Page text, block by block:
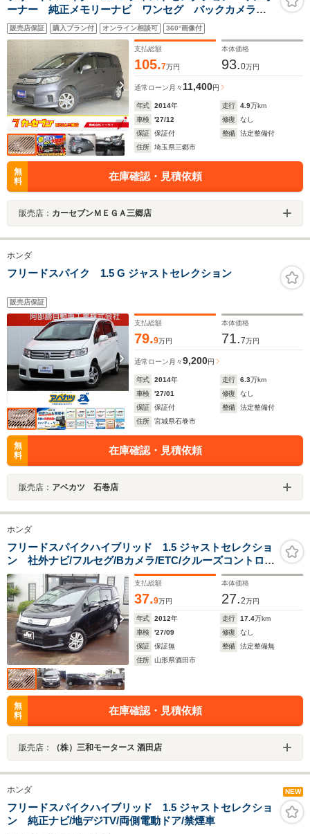
ーナー 純正メモリーナビ ワンセグ バックカメラ
ETC車載器 Bluetooth接続可 片側電動スライドドア
キーレスエントリー CD再生 横滑り防止装置 オート
エアコン Wエアバック
販売店保証 購入プラン付 オンライン相談可 360°画像付
支払総額
105.7万円
本体価格
93.0万円
通常ローン 月々 11,400円
年式 2014年 走行 4.9万km
車検
'27/12 修復
なし
保証
保証付 整備
法定整備付
住所
埼玉県三郷市
無
料
在庫確認・見積依頼
販売店： カーセブンＭＥＧＡ三郷店
ホンダ
フリードスパイク 1.5 G ジャストセレクション
販売店保証
支払総額
79.9万円
本体価格
71.7万円
通常ローン 月々9,200円
年式 2014年 走行 6.3万km
車検
'27/01 修復
なし
保証
保証付 整備
法定整備付
住所
宮城県石巻市
無
料
在庫確認・見積依頼
販売店： アベカツ 石巻店
ホンダ
フリードスパイクハイブリッド 1.5 ジャストセレクショ
ン 社外ナビ/フルセグ/Bカメラ/ETC/クルーズコントロー
ル/左側Pスライドドア/ドラレコ/横滑り防止/純正15AW
支払総額
37.9万円
本体価格
27.2万円
年式 2012年 走行 17.4万km
車検
'27/09 修復
なし
保証
保証無 整備
法定整備無
住所
山形県酒田市
無
料
在庫確認・見積依頼
販売店： （株）三和モータース 酒田店
ホンダ NEW
フリードスパイクハイブリッド 1.5 ジャストセレクショ
ン 純正ナビ/地デジTV/両側電動ドア/禁煙車